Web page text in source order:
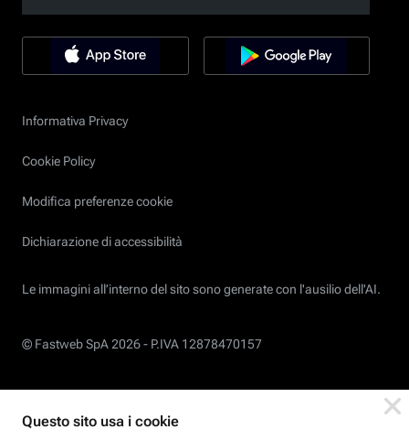
Informativa Privacy
Cookie Policy
Modifica preferenze cookie
Dichiarazione di accessibilità
Le immagini all’interno del sito sono generate con l'ausilio dell'AI.
© Fastweb SpA 2026 - P.IVA 12878470157